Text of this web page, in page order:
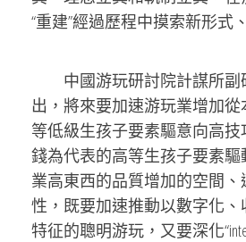
“重建”經過歷程中摸索新形式
中國游玩研討院計謀所副
出，將來要加速游玩業增加
等低級生孩子要素驅意向高
錢為代表的高等生孩子要素
業高東西的品質增加的空間
性，既要加速推動以數字化
特征的聰明游玩，又要深化